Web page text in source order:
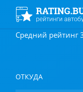
Средний рейтинг
ОТКУДА